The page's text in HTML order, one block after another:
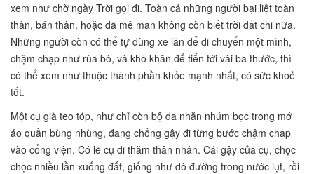
xem như chờ ngày Trời gọi đi. Toàn cả những người bại liệt toàn
thân, bán thân, hoặc đã mê man không còn biết trời đất chi nữa.
Những người còn có thể tự dùng xe lăn để di chuyển một mình,
chậm chạp như rùa bò, và khó khăn để tiến tới vài ba thước, thì
có thể xem như thuộc thành phần khỏe mạnh nhất, có sức khoẻ
tốt.
Một cụ già teo tóp, như chỉ còn bộ da nhăn nhúm bọc trong mớ
áo quần bùng nhùng, đang chống gậy đi từng bước chậm chạp
vào cổng viện. Có lẽ cụ đi thăm thân nhân. Cái gậy của cụ, chọc
chọc nhiều lần xuống đất, giống như dò đường trong nước lụt, rồi